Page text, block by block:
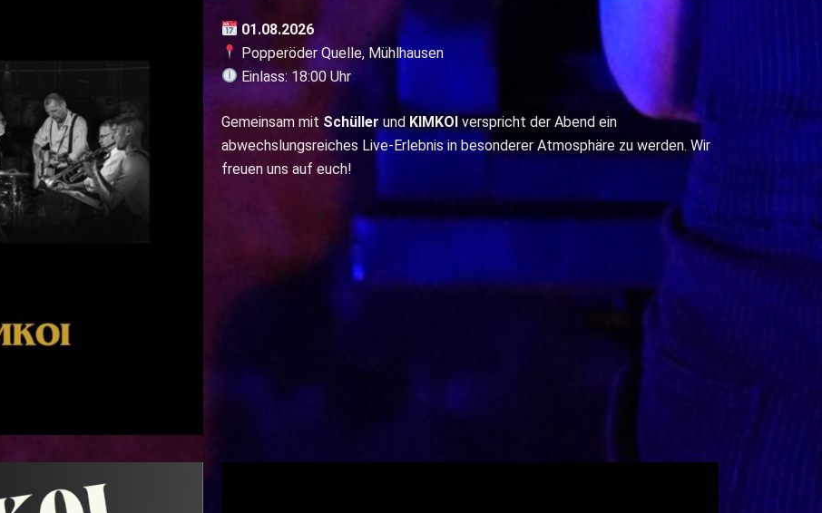
01.08.2026
Popperöder Quelle, Mühlhausen
Einlass: 18:00 Uhr
Gemeinsam mit Schüller undKIMKOIverspricht der Abend ein
abwechslungsreiches Live-Erlebnis in besonderer Atmosphäre zu werden. Wir
freuen uns auf euch!